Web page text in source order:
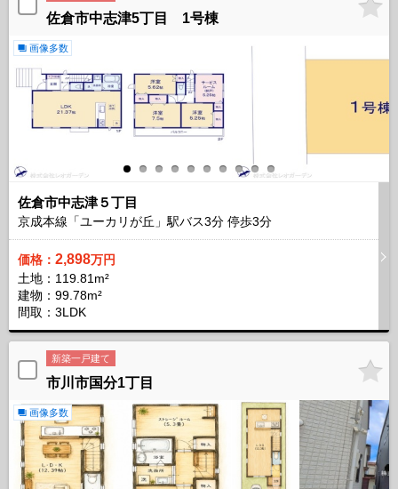
佐倉市中志津5丁目 1号棟
画像多数
佐倉市中志津５丁目
京成本線「ユーカリが丘」駅バス3分 停歩3分
価格： 2,898万円
土地：119.81m²
建物：99.78m²
間取：3LDK
新築一戸建て
市川市国分1丁目
画像多数